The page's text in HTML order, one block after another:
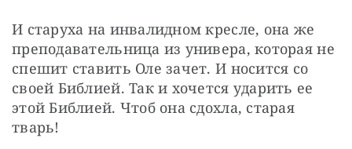
И старуха на инвалидном кресле, она же
преподавательница из универа, которая не
спешит ставить Оле зачет. И носится со
своей Библией. Так и хочется ударить ее
этой Библией. Чтоб она сдохла, старая
тварь!